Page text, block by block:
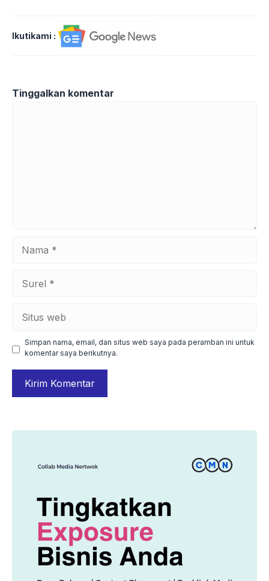
Ikutikami :
Tinggalkan komentar
web
Simpan nama, email, dan situs web saya pada peramban ini untuk
komentar saya berikutnya.